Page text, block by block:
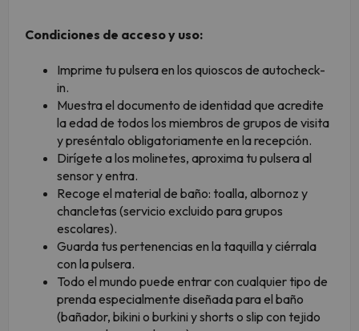
Condiciones de acceso y uso:
Imprime tu pulsera en los quioscos de autocheck-
in.
Muestra el documento de identidad que acredite
la edad de todos los miembros de grupos de visita
y preséntalo obligatoriamente en la recepción.
Dirígete a los molinetes, aproxima tu pulsera al
sensor y entra.
Recoge el material de baño: toalla, albornoz y
chancletas (servicio excluido para grupos
escolares).
Guarda tus pertenencias en la taquilla y ciérrala
con la pulsera.
Todo el mundo puede entrar con cualquier tipo de
prenda especialmente diseñada para el baño
(bañador, bikini o burkini y shorts o slip con tejido